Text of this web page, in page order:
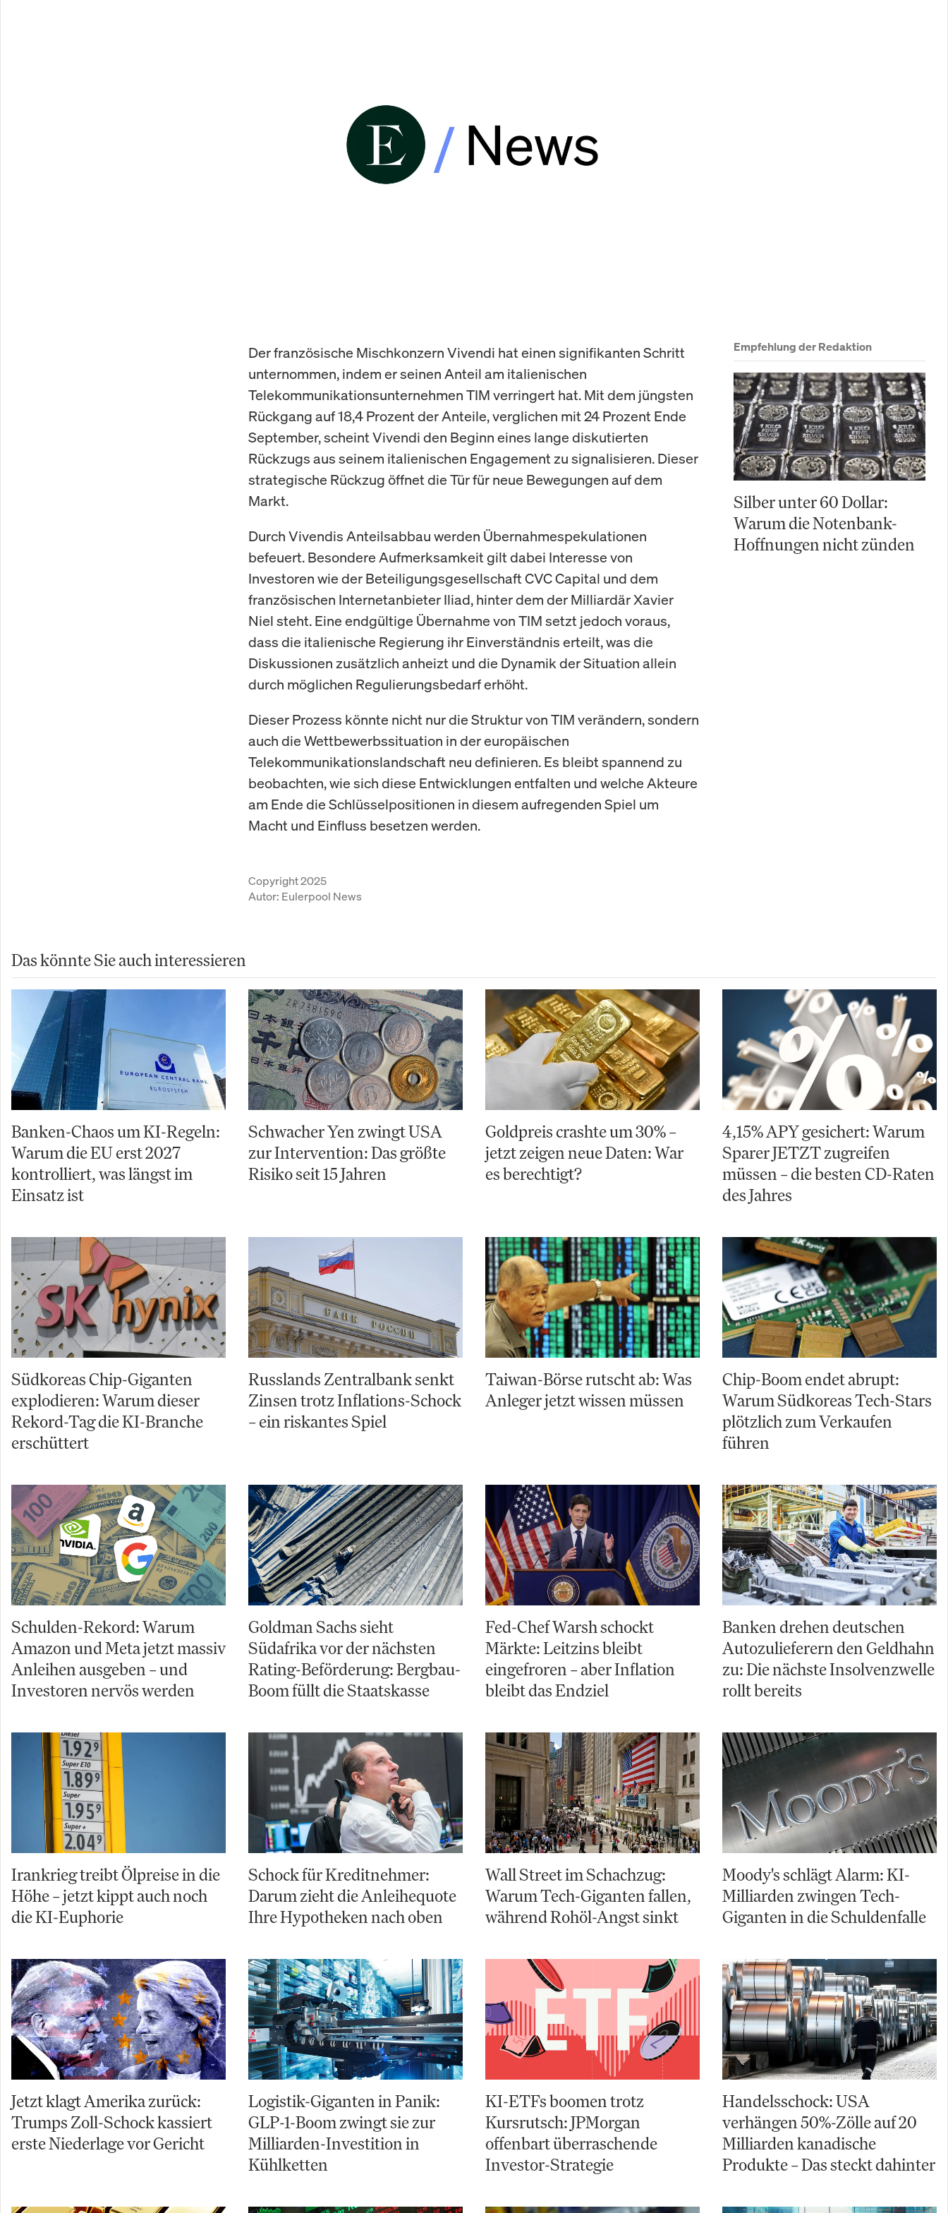
Der französische Mischkonzern Vivendi hat einen signifikanten Schritt
unternommen, indem er seinen Anteil am italienischen
Telekommunikationsunternehmen TIM verringert hat. Mit dem jüngsten
Rückgang auf 18,4 Prozent der Anteile, verglichen mit 24 Prozent Ende
September, scheint Vivendi den Beginn eines lange diskutierten
Rückzugs aus seinem italienischen Engagement zu signalisieren. Dieser
strategische Rückzug öffnet die Tür für neue Bewegungen auf dem
Markt.
Durch Vivendis Anteilsabbau werden Übernahmespekulationen
befeuert. Besondere Aufmerksamkeit gilt dabei Interesse von
Investoren wie der Beteiligungsgesellschaft CVC Capital und dem
französischen Internetanbieter Iliad, hinter dem der Milliardär Xavier
Niel steht. Eine endgültige Übernahme von TIM setzt jedoch voraus,
dass die italienische Regierung ihr Einverständnis erteilt, was die
Diskussionen zusätzlich anheizt und die Dynamik der Situation allein
durch möglichen Regulierungsbedarf erhöht.
Dieser Prozess könnte nicht nur die Struktur von TIM verändern, sondern
auch die Wettbewerbssituation in der europäischen
Telekommunikationslandschaft neu definieren. Es bleibt spannend zu
beobachten, wie sich diese Entwicklungen entfalten und welche Akteure
am Ende die Schlüsselpositionen in diesem aufregenden Spiel um
Macht und Einfluss besetzen werden.
Copyright 2025
Autor: Eulerpool News
Empfehlung der Redaktion
Silber unter 60 Dollar:
Warum die Notenbank-
Hoffnungen nicht zünden
Das könnte Sie auch interessieren
Banken-Chaos um KI-Regeln:
Warum die EU erst 2027
kontrolliert, was längst im
Einsatz ist
Schwacher Yen zwingt USA
zur Intervention: Das größte
Risiko seit 15 Jahren
Goldpreis crashte um 30% –
jetzt zeigen neue Daten: War
es berechtigt?
4,15% APY gesichert: Warum
Sparer JETZT zugreifen
müssen – die besten CD-Raten
des Jahres
Südkoreas Chip-Giganten
explodieren: Warum dieser
Rekord-Tag die KI-Branche
erschüttert
Russlands Zentralbank senkt
Zinsen trotz Inflations-Schock
– ein riskantes Spiel
Taiwan-Börse rutscht ab: Was
Anleger jetzt wissen müssen
Chip-Boom endet abrupt:
Warum Südkoreas Tech-Stars
plötzlich zum Verkaufen
führen
Schulden-Rekord: Warum
Amazon und Meta jetzt massiv
Anleihen ausgeben – und
Investoren nervös werden
Goldman Sachs sieht
Südafrika vor der nächsten
Rating-Beförderung: Bergbau-
Boom füllt die Staatskasse
Fed-Chef Warsh schockt
Märkte: Leitzins bleibt
eingefroren – aber Inflation
bleibt das Endziel
Banken drehen deutschen
Autozulieferern den Geldhahn
zu: Die nächste Insolvenzwelle
rollt bereits
Irankrieg treibt Ölpreise in die
Höhe – jetzt kippt auch noch
die KI-Euphorie
Schock für Kreditnehmer:
Darum zieht die Anleihequote
Ihre Hypotheken nach oben
Wall Street im Schachzug:
Warum Tech-Giganten fallen,
während Rohöl-Angst sinkt
Moody's schlägt Alarm: KI-
Milliarden zwingen Tech-
Giganten in die Schuldenfalle
Jetzt klagt Amerika zurück:
Trumps Zoll-Schock kassiert
erste Niederlage vor Gericht
Logistik-Giganten in Panik:
GLP-1-Boom zwingt sie zur
Milliarden-Investition in
Kühlketten
KI-ETFs boomen trotz
Kursrutsch: JPMorgan
offenbart überraschende
Investor-Strategie
Handelsschock: USA
verhängen 50%-Zölle auf 20
Milliarden kanadische
Produkte – Das steckt dahinter